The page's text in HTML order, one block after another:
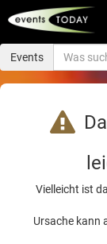
Events
Vielleicht ist
Ursache kann